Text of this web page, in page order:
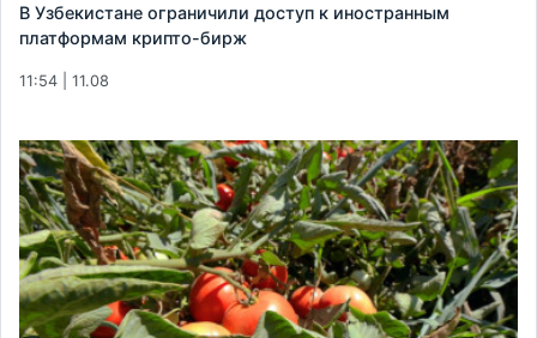
В Узбекистане ограничили доступ к иностранным
платформам крипто-бирж
11:54 | 11.08